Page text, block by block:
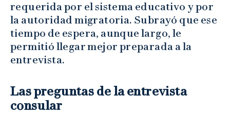
requerida por el sistema educativo y por
la autoridad migratoria. Subrayó que ese
tiempo de espera, aunque largo, le
permitió llegar mejor preparada a la
entrevista.
Las preguntas de la entrevista
consular